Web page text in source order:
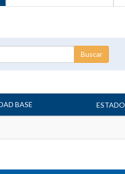
BASE ESTADO